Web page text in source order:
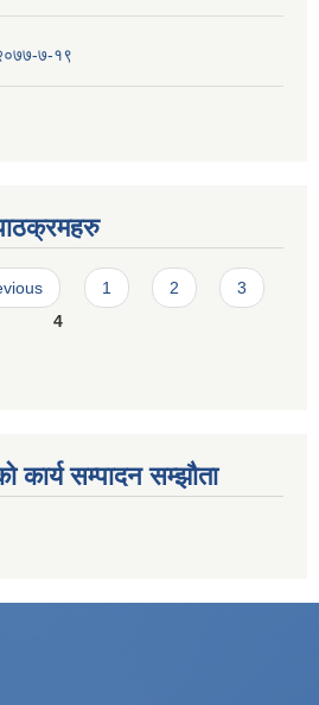
२०७७-७-१९
1 2
3
4
कार्य सम्पादन सम्झौता